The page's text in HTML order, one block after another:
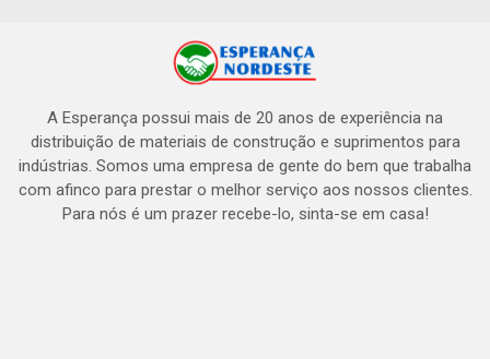
A Esperança possui mais de 20 anos de experiência na
distribuição de materiais de construção e suprimentos para
indústrias. Somos uma empresa de gente do bem que trabalha
com afinco para prestar o melhor serviço aos nossos clientes.
Para nós é um prazer recebe-lo, sinta-se em casa!